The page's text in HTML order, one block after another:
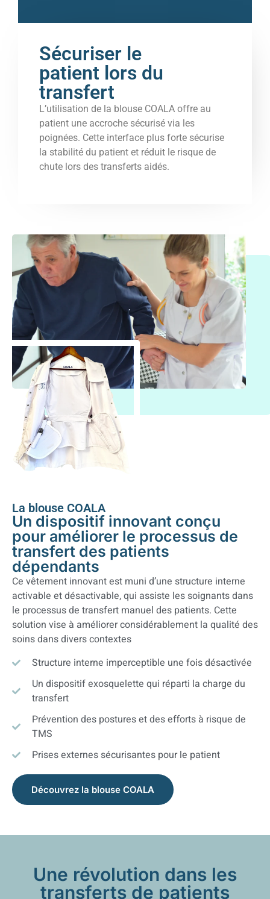
Sécuriser le
patient lors du
transfert
L’utilisation de la blouse COALA offre au
patient une accroche sécurisé via les
poignées. Cette interface plus forte sécurise
la stabilité du patient et réduit le risque de
chute lors des transferts aidés.
La blouse COALA
Un dispositif innovant conçu
pour améliorer le processus de
transfert des patients
dépendants
Ce vêtement innovant est muni d’une structure interne
activable et désactivable, qui assiste les soignants dans
le processus de transfert manuel des patients. Cette
solution vise à améliorer considérablement la qualité des
soins dans divers contextes
Structure interne imperceptible une fois désactivée
Un dispositif exosquelette qui réparti la charge du
transfert
Prévention des postures et des efforts à risque de
TMS
Prises externes sécurisantes pour le patient
Découvrez la blouse COALA
Une révolution dans les
transferts de patients